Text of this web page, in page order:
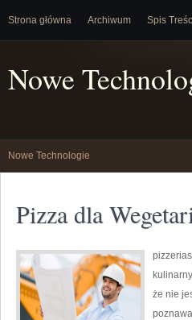
Strona główna Archiwum Spis
Nowe
Nowe Technologie
Pizza dla
że nie